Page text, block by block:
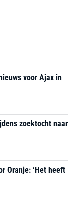
voor Ajax in
zoektocht naar
Oranje: ‘Het heeft